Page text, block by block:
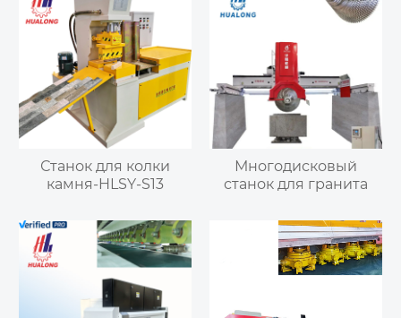
Станок для колки
камня-HLSY-S13
Многодисковый
станок для гранита